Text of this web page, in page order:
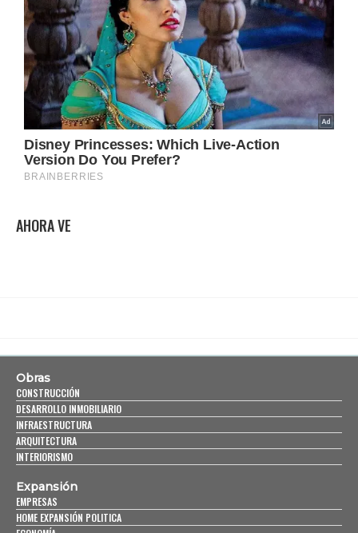
AHORA VE
Obras
CONSTRUCCIÓN
DESARROLLO INMOBILIARIO
INFRAESTRUCTURA
ARQUITECTURA
INTERIORISMO
Expansión
EMPRESAS
HOME EXPANSIÓN POLITICA